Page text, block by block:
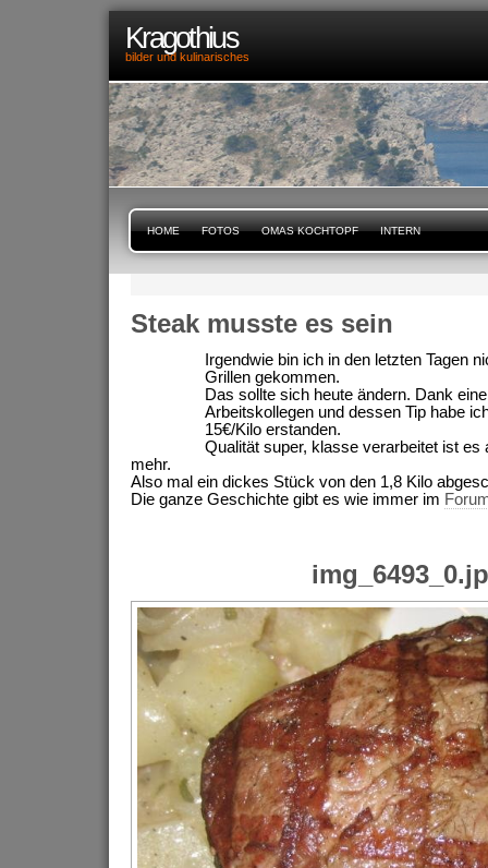
Kragothius
bilder und kulinarisches
HOME FOTOS OMAS KOCHTOPF INTERN
Steak musste es sein
Irgendwie bin ich in den letzten Tagen
Grillen gekommen.
Das sollte sich heute ändern. Dank
Arbeitskollegen und dessen Tip habe
15€/Kilo erstanden.
Qualität super, klasse verarbeitet ist es
mehr.
Also mal ein dickes Stück von den 1,8 Kilo
Die ganze Geschichte gibt es wie immer im